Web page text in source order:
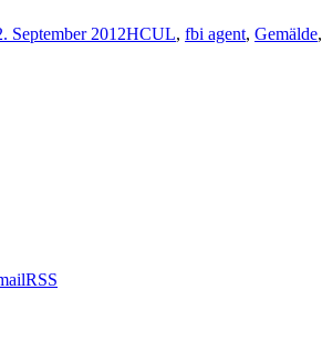
September 2012HCUL, fbi agent, Gemälde,
RSS